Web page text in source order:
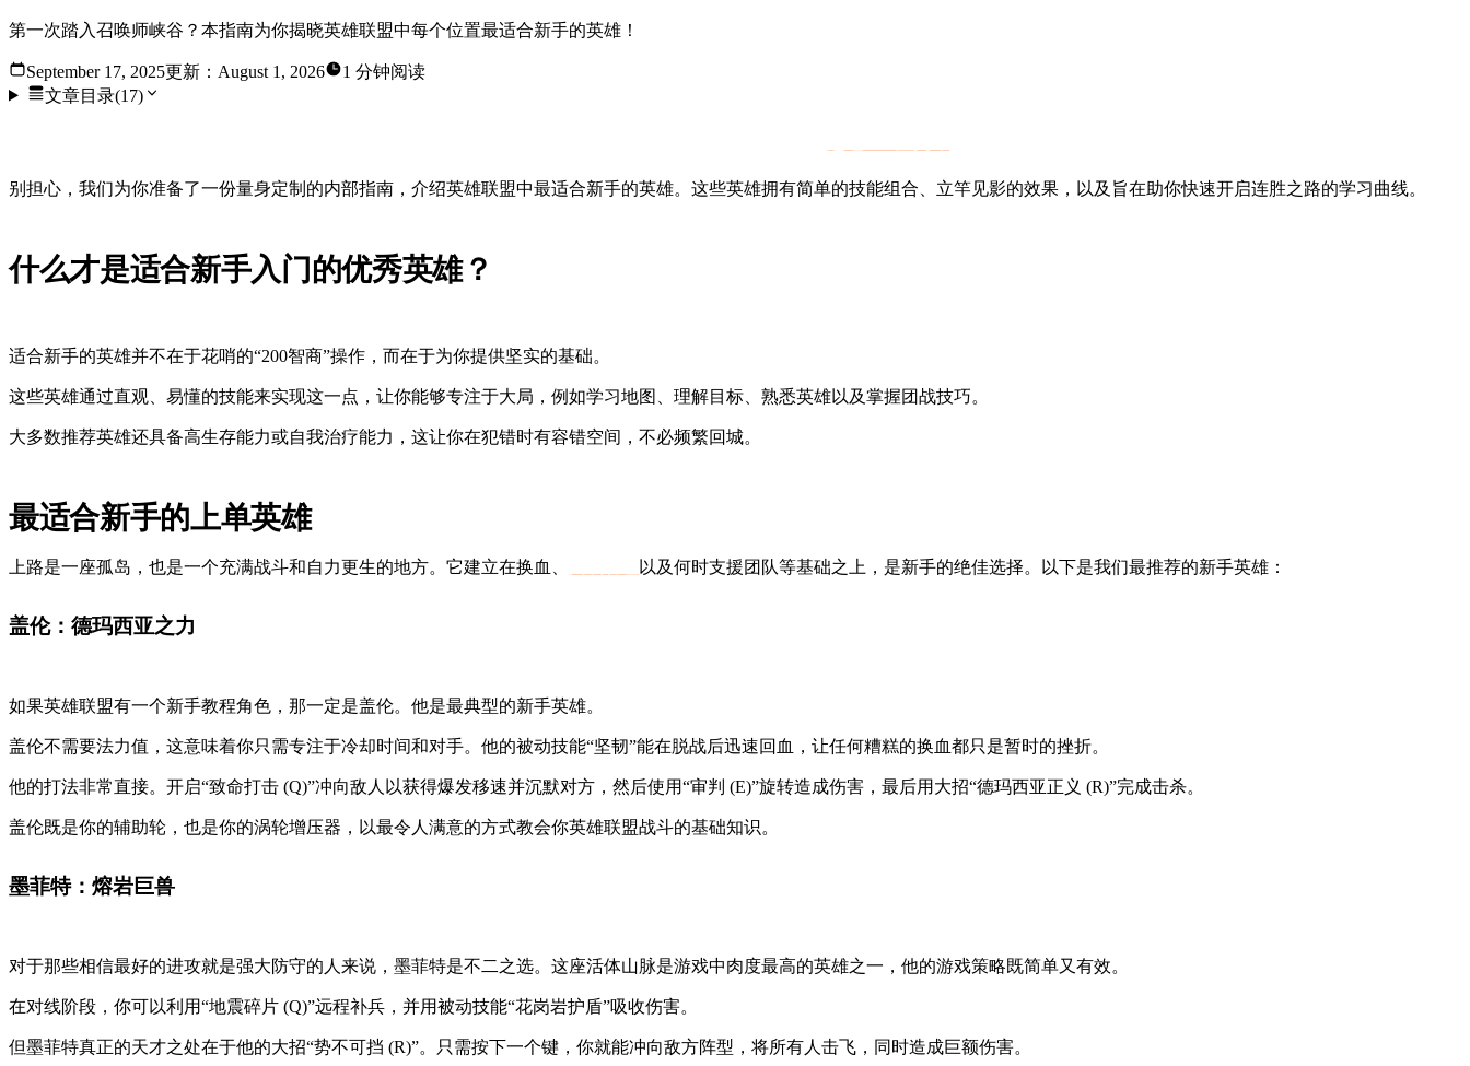
第一次踏入召唤师峡谷？本指南为你揭晓英雄联盟中每个位置最适合新手的英雄！
September 17, 2025更新： August 1, 2026
1 分钟阅读
文章目录(17)
别担心，我们为你准备了一份量身定制的内部指南，介绍英雄联盟中最适合新手的英雄。这些英雄拥有简单的技能组合、立竿见影的效果，以及旨在助你快速开启连胜之路的学习曲线。
什么才是适合新手入门的优秀英雄？
适合新手的英雄并不在于花哨的“200智商”操作，而在于为你提供坚实的基础。
这些英雄通过直观、易懂的技能来实现这一点，让你能够专注于大局，例如学习地图、理解目标、熟悉英雄以及掌握团战技巧。
大多数推荐英雄还具备高生存能力或自我治疗能力，这让你在犯错时有容错空间，不必频繁回城。
最适合新手的上单英雄
上路是一座孤岛，也是一个充满战斗和自力更生的地方。它建立在换血、 以及何时支援团队等基础之上，是新手的绝佳选择。以下是我们最推荐的新手英雄：
盖伦：德玛西亚之力
如果英雄联盟有一个新手教程角色，那一定是盖伦。他是最典型的新手英雄。
盖伦不需要法力值，这意味着你只需专注于冷却时间和对手。他的被动技能“坚韧”能在脱战后迅速回血，让任何糟糕的换血都只是暂时的挫折。
他的打法非常直接。开启“致命打击 (Q)”冲向敌人以获得爆发移速并沉默对方，然后使用“审判 (E)”旋转造成伤害，最后用大招“德玛西亚正义 (R)”完成击杀。
盖伦既是你的辅助轮，也是你的涡轮增压器，以最令人满意的方式教会你英雄联盟战斗的基础知识。
墨菲特：熔岩巨兽
对于那些相信最好的进攻就是强大防守的人来说，墨菲特是不二之选。这座活体山脉是游戏中肉度最高的英雄之一，他的游戏策略既简单又有效。
在对线阶段，你可以利用“地震碎片 (Q)”远程补兵，并用被动技能“花岗岩护盾”吸收伤害。
但墨菲特真正的天才之处在于他的大招“势不可挡 (R)”。只需按下一个键，你就能冲向敌方阵型，将所有人击飞，同时造成巨额伤害。